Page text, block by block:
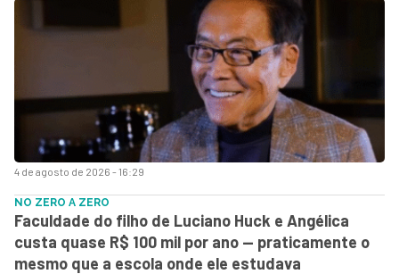
4 de agosto de 2026 - 16:29
NO ZERO A ZERO
Faculdade do filho de Luciano Huck e Angélica
custa quase R$ 100 mil por ano — praticamente o
mesmo que a escola onde ele estudava